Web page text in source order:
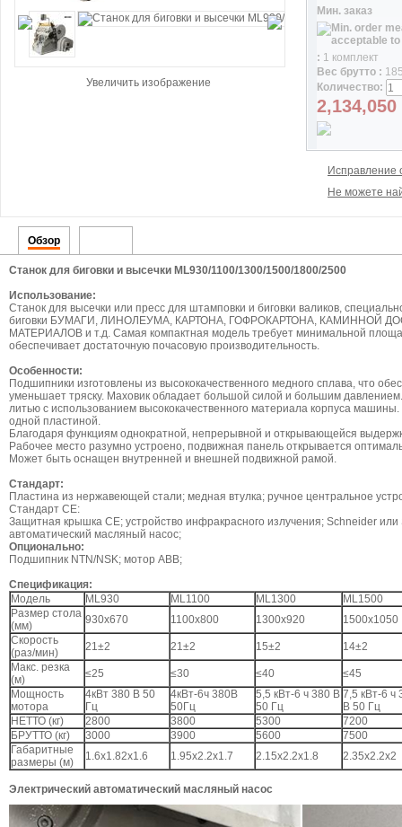
Увеличить изображение
Мин. заказ
: 1 комплект
Вес брутто :
Количество:
2,134,050
Исправление
Не можете
Обзор
Станок для биговки и высечки ML930/1100/1300/1500/1800/2500
Использование:
Станок для высечки или пресс для штамповки и биговки валиков,
биговки БУМАГИ, ЛИНОЛЕУМА, КАРТОНА, ГОФРОКАРТОНА, КАМИННОЙ
МАТЕРИАЛОВ и т.д. Самая компактная модель требует минимальной
обеспечивает достаточную почасовую производительность.
Особенности:
Подшипники изготовлены из высококачественного медного сплава, что
уменьшает тряску. Маховик обладает большой силой и большим
литью с использованием высококачественного материала корпуса
одной пластиной.
Благодаря функциям однократной, непрерывной и открывающейся
Рабочее место разумно устроено, подвижная панель открывается
Может быть оснащен внутренней и внешней подвижной рамой.
Стандарт:
Пластина из нержавеющей стали; медная втулка; ручное центральное
Стандарт CE:
Защитная крышка CE; устройство инфракрасного излучения; Schneider или
автоматический масляный насос;
Опционально:
Подшипник NTN/NSK; мотор ABB;
Спецификация:
Модель
ML930 ML1100 ML1300
ML1500
Размер стола
(мм)
930x670 1100x800 1300x920
1500x1050
Скорость
(раз/мин)
21±2 21±2 15±2
14±2
Макс. резка
(м)
≤25 ≤30 ≤40
≤45
Мощность
мотора
4кВт 380 В 50
Гц
4кВт-6ч 380В
50Гц
5,5 кВт-6 ч 380 В
50 Гц
7,5 кВт-6 ч
В 50 Гц
НЕТТО (кг)
2800 3800 5300
7200
БРУТТО (кг)
3000 3900 5600
7500
Габаритные
размеры (м)
1.6x1.82x1.6 1.95x2.2x1.7 2.15x2.2x1.8 2.35x2.2x2
Электрический автоматический масляный насос